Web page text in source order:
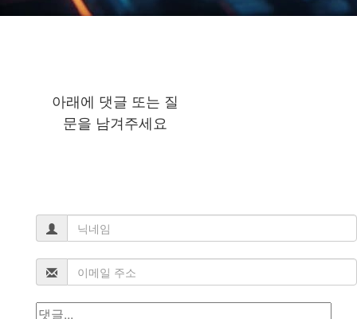
아래에 댓글 또는 질
문을 남겨주세요